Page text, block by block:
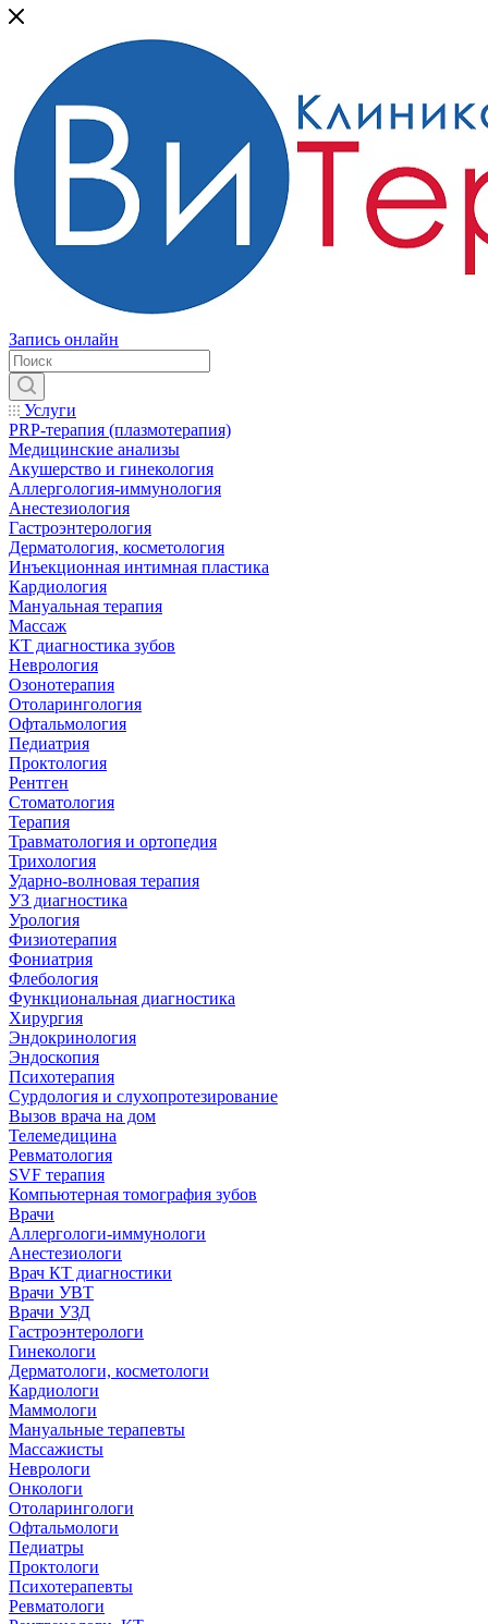
Запись онлайн
Услуги
PRP-терапия (плазмотерапия)
Медицинские анализы
Акушерство и гинекология
Аллергология-иммунология
Анестезиология
Гастроэнтерология
Дерматология, косметология
Инъекционная интимная пластика
Кардиология
Мануальная терапия
Массаж
КТ диагностика зубов
Неврология
Озонотерапия
Отоларингология
Офтальмология
Педиатрия
Проктология
Рентген
Стоматология
Терапия
Травматология и ортопедия
Трихология
Ударно-волновая терапия
УЗ диагностика
Урология
Физиотерапия
Фониатрия
Флебология
Функциональная диагностика
Хирургия
Эндокринология
Эндоскопия
Психотерапия
Сурдология и слухопротезирование
Вызов врача на дом
Телемедицина
Ревматология
SVF терапия
Компьютерная томография зубов
Врачи
Аллергологи-иммунологи
Анестезиологи
Врач КТ диагностики
Врачи УВТ
Врачи УЗД
Гастроэнтерологи
Гинекологи
Дерматологи, косметологи
Кардиологи
Маммологи
Мануальные терапевты
Массажисты
Неврологи
Онкологи
Отоларингологи
Офтальмологи
Педиатры
Проктологи
Психотерапевты
Ревматологи